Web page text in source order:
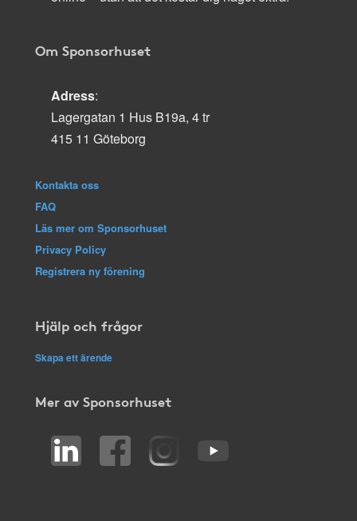
Om Sponsorhuset
Adress:
Lagergatan 1 Hus B19a, 4 tr
415 11 Göteborg
Kontakta oss
FAQ
Läs mer om Sponsorhuset
Privacy Policy
Registrera ny förening
Hjälp och frågor
Skapa ett ärende
Mer av Sponsorhuset